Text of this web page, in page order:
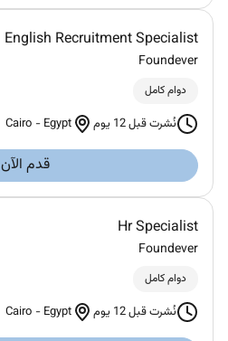
English Recruitment Specialist
Foundever
دوام كامل
نُشرت قبل 12 يوم Cairo - Egypt
قدم الآن
Hr Specialist
Foundever
دوام كامل
نُشرت قبل 12 يوم Cairo - Egypt